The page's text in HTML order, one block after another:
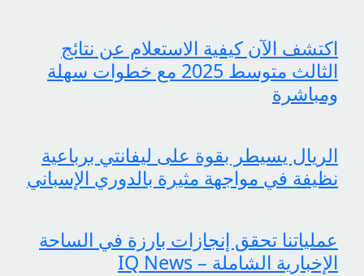
اكتشف الآن كيفية الاستعلام عن نتائج
الثالث متوسط 2025 مع خطوات سهلة
ومباشرة
الريال يسيطر بقوة على ليفانتي برباعية
نظيفة في مواجهة مثيرة بالدوري الإسباني
عملياتنا تحقق إنجازات بارزة في الساحة
الإخبارية الشاملة – IQ News